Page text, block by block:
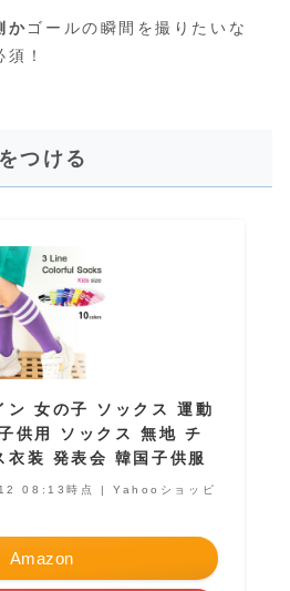
かゴールの瞬間を撮りたいな
！
つける
ン 女の子 ソックス 運動
供用 ソックス 無地 チ
衣装 発表会 韓国子供服
08:13時点 | Yahooショッピ
Amazon